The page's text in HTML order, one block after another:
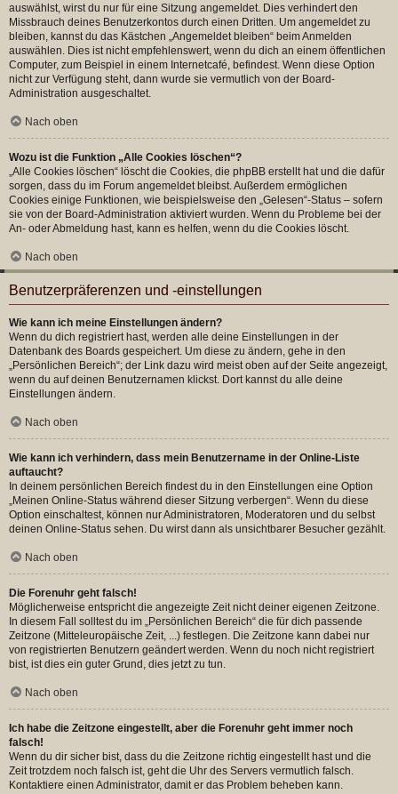
auswählst, wirst du nur für eine Sitzung angemeldet. Dies verhindert den
Missbrauch deines Benutzerkontos durch einen Dritten. Um angemeldet zu
bleiben, kannst du das Kästchen „Angemeldet bleiben“ beim Anmelden
auswählen. Dies ist nicht empfehlenswert, wenn du dich an einem öffentlichen
Computer, zum Beispiel in einem Internetcafé, befindest. Wenn diese Option
nicht zur Verfügung steht, dann wurde sie vermutlich von der Board-
Administration ausgeschaltet.
Nach oben
Wozu ist die Funktion „Alle Cookies löschen“?
„Alle Cookies löschen“ löscht die Cookies, die phpBB erstellt hat und die dafür
sorgen, dass du im Forum angemeldet bleibst. Außerdem ermöglichen
Cookies einige Funktionen, wie beispielsweise den „Gelesen“-Status – sofern
sie von der Board-Administration aktiviert wurden. Wenn du Probleme bei der
An- oder Abmeldung hast, kann es helfen, wenn du die Cookies löscht.
Nach oben
Benutzerpräferenzen und -einstellungen
Wie kann ich meine Einstellungen ändern?
Wenn du dich registriert hast, werden alle deine Einstellungen in der
Datenbank des Boards gespeichert. Um diese zu ändern, gehe in den
„Persönlichen Bereich“; der Link dazu wird meist oben auf der Seite angezeigt,
wenn du auf deinen Benutzernamen klickst. Dort kannst du alle deine
Einstellungen ändern.
Nach oben
Wie kann ich verhindern, dass mein Benutzername in der Online-Liste
auftaucht?
In deinem persönlichen Bereich findest du in den Einstellungen eine Option
„Meinen Online-Status während dieser Sitzung verbergen“. Wenn du diese
Option einschaltest, können nur Administratoren, Moderatoren und du selbst
deinen Online-Status sehen. Du wirst dann als unsichtbarer Besucher gezählt.
Nach oben
Die Forenuhr geht falsch!
Möglicherweise entspricht die angezeigte Zeit nicht deiner eigenen Zeitzone.
In diesem Fall solltest du im „Persönlichen Bereich“ die für dich passende
Zeitzone (Mitteleuropäische Zeit, ...) festlegen. Die Zeitzone kann dabei nur
von registrierten Benutzern geändert werden. Wenn du noch nicht registriert
bist, ist dies ein guter Grund, dies jetzt zu tun.
Nach oben
Ich habe die Zeitzone eingestellt, aber die Forenuhr geht immer noch
falsch!
Wenn du dir sicher bist, dass du die Zeitzone richtig eingestellt hast und die
Zeit trotzdem noch falsch ist, geht die Uhr des Servers vermutlich falsch.
Kontaktiere einen Administrator, damit er das Problem beheben kann.